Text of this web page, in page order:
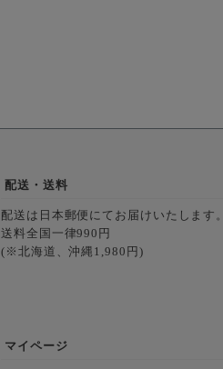
配送・送料
配送は日本郵便にてお届けいたします。
送料全国一律990円
(※北海道、沖縄1,980円)
マイページ